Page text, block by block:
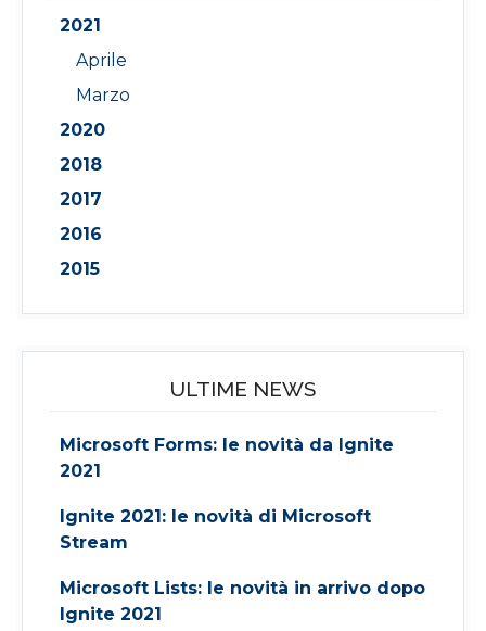
2021
Aprile
Marzo
2020
2018
2017
2016
2015
ULTIME NEWS
Microsoft Forms: le novità da Ignite
2021
Ignite 2021: le novità di Microsoft
Stream
Microsoft Lists: le novità in arrivo dopo
Ignite 2021